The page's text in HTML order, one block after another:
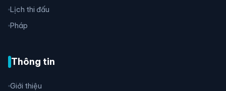
Lịch thi đấu
Pháp
Thông tin
Giới thiệu